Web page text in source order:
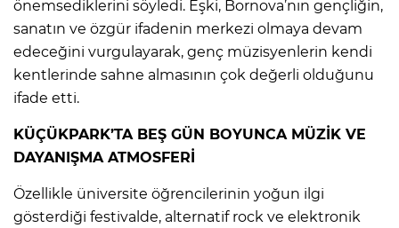
önemsediklerini söyledi. Eşki, Bornova’nın gençliğin,
sanatın ve özgür ifadenin merkezi olmaya devam
edeceğini vurgulayarak, genç müzisyenlerin kendi
kentlerinde sahne almasının çok değerli olduğunu
ifade etti.
KÜÇÜKPARK’TA BEŞ GÜN BOYUNCA MÜZİK VE
DAYANIŞMA ATMOSFERİ
Özellikle üniversite öğrencilerinin yoğun ilgi
gösterdiği festivalde, alternatif rock ve elektronik